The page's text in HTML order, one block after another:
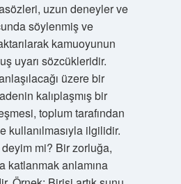
uzun deneyler ve
söylenmiş ve
kamuoyunun
uyarı sözcükleridir.
üzere bir
kalıplaşmış bir
toplum tarafından
kullanılmasıyla ilgilidir.
deyim mi? Bir zorluğa,
katlanmak anlamına